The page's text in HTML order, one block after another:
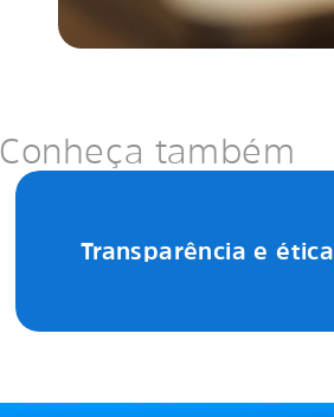
Conheça também
Transparência e ética